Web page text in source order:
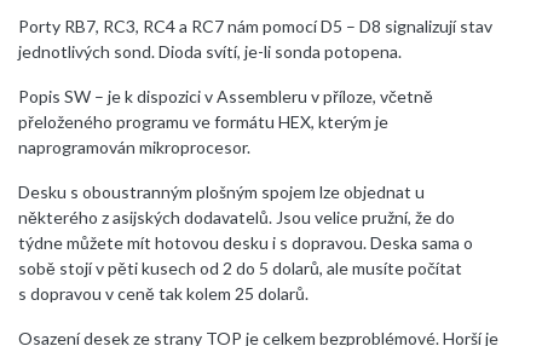
Porty RB7, RC3, RC4 a RC7 nám pomocí D5 – D8 signalizují stav
jednotlivých sond. Dioda svítí, je-li sonda potopena.
Popis SW – je k dispozici v Assembleru v příloze, včetně
přeloženého programu ve formátu HEX, kterým je
naprogramován mikroprocesor.
Desku s oboustranným plošným spojem lze objednat u
některého z asijských dodavatelů. Jsou velice pružní, že do
týdne můžete mít hotovou desku i s dopravou. Deska sama o
sobě stojí v pěti kusech od 2 do 5 dolarů, ale musíte počítat
s dopravou v ceně tak kolem 25 dolarů.
Osazení desek ze strany TOP je celkem bezproblémové. Horší je